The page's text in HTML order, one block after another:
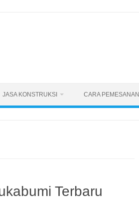
JASA KONSTRUKSI CARA PEMESANAN
Terbaru